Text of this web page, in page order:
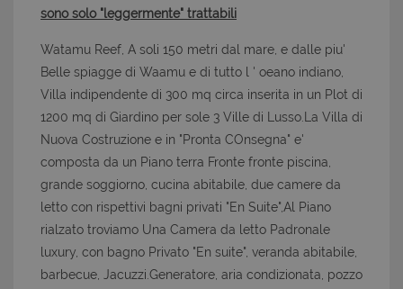
sono solo "leggermente" trattabili
Watamu Reef, A soli 150 metri dal mare, e dalle piu'
Belle spiagge di Waamu e di tutto l ' oeano indiano,
Villa indipendente di 300 mq circa inserita in un Plot di
1200 mq di Giardino per sole 3 Ville di Lusso.La Villa di
Nuova Costruzione e in "Pronta COnsegna" e'
composta da un Piano terra Fronte fronte piscina,
grande soggiorno, cucina abitabile, due camere da
letto con rispettivi bagni privati "En Suite",Al Piano
rialzato troviamo Una Camera da letto Padronale
luxury, con bagno Privato "En suite", veranda abitabile,
barbecue, Jacuzzi. Generatore, aria condizionata, pozzo